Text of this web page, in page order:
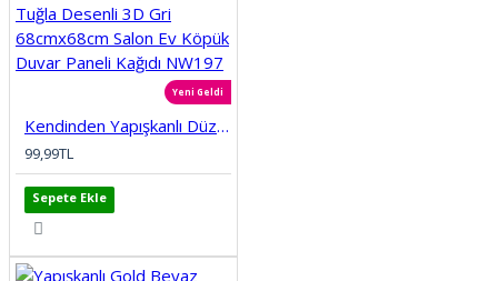
Yeni Geldi
Kendinden Yapışkanlı Düz Tuğla Desenli 3D Gri 68cmx68cm Salon Ev Köpük Duvar Paneli Kağıdı NW197
99,99TL
Sepete Ekle